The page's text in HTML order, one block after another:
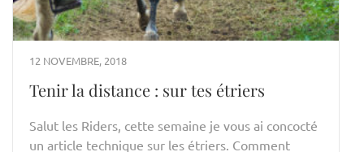
12 NOVEMBRE, 2018
Tenir la distance : sur tes étriers
Salut les Riders, cette semaine je vous ai concocté
un article technique sur les étriers. Comment